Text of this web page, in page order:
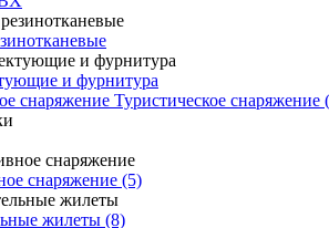
и фурнитура
Туристическое снаряжение
снаряжение (5)
жилеты (8)